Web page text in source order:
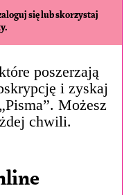
się lub skorzystaj
poszerzają
i zyskaj
Możesz
chwili.